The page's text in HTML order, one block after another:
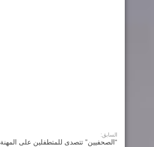
السابق:
“الصحفيين” تتصدى للمتطفلين على المهنة